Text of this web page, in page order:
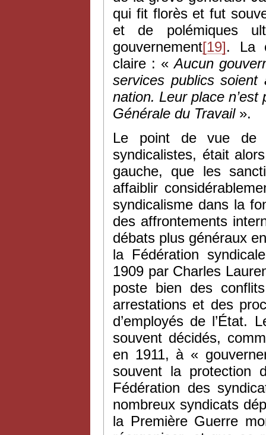
qui fit florès et fut
et de polémiques
gouvernement[19]. La
claire : «Aucun
services publics
nation. Leur place
Générale du Travail».
Le point de vue de
syndicalistes, était
gauche, que les
affaiblir
syndicalisme dans la
des affrontements
débats plus généraux
la Fédération
1909 par Charles
poste bien des
arrestations et des
d’employés de l’État.
souvent décidés,
en 1911, à «
souvent la protection
Fédération des
nombreux syndicats
la Première Guerre